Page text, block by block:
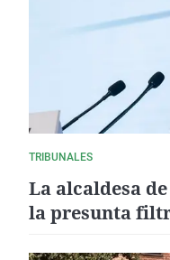
TRIBUNALES
La alcaldesa
la presunta